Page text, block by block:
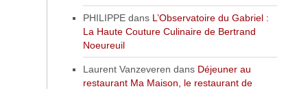
PHILIPPEdans L’Observatoire du Gabriel :
La Haute Couture Culinaire de Bertrand
Noeureuil
Laurent Vanzeveren dans Déjeuner au
restaurant Ma Maison, le restaurant de